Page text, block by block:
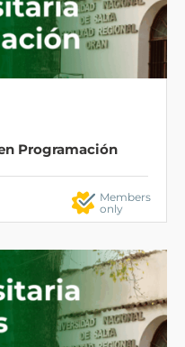
Programación
Members
only